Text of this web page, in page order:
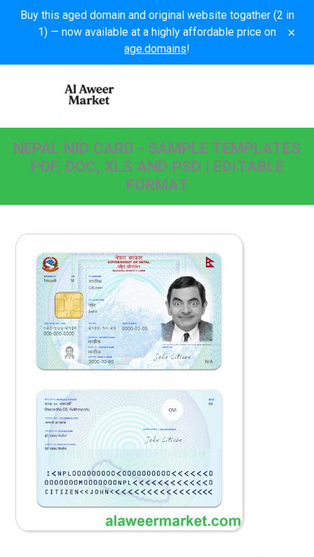
Buy this aged domain and original website togather (2 in
1) — now available at a highly affordable price on
age.domains!
×
NEPAL NID CARD - SAMPLE TEMPLATES
PDF, DOC, XLS AND PSD | EDITABLE
FORMAT